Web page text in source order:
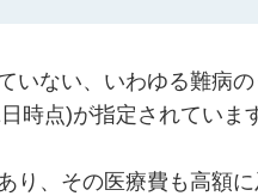
いない、いわゆる難病
時点)が指定されてい
り、その医療費も高額